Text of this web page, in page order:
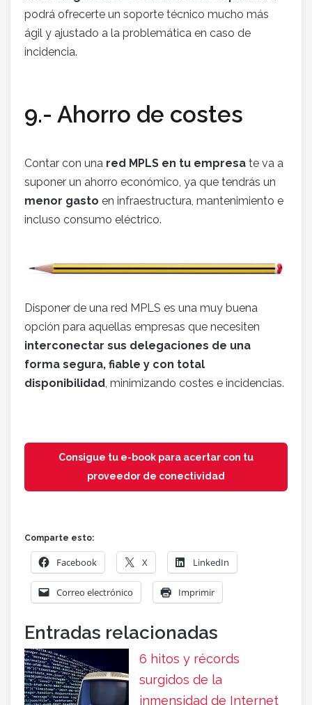
podrá ofrecerte un soporte técnico mucho más
ágil y ajustado a la problemática en caso de
incidencia.
9.- Ahorro de costes
Contar con una red MPLS en tu empresa te va a
suponer un ahorro económico, ya que tendrás un
menor gasto en infraestructura, mantenimiento e
incluso consumo eléctrico.
Disponer de una red MPLS es una muy buena
opción para aquellas empresas que necesiten
interconectar sus delegaciones de una
forma segura, fiable y con total
disponibilidad, minimizando costes e incidencias.
Consigue tu e-book para acertar con tu
proveedor de conectividad
Comparte esto:
Facebook X LinkedIn
Correo electrónico Imprimir
Entradas relacionadas
6 hitos y récords
surgidos de la
inmensidad de Internet